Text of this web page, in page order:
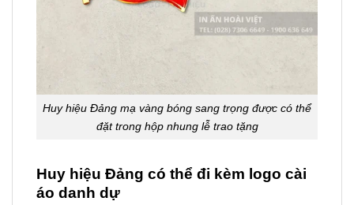
Huy hiệu Đảng mạ vàng bóng sang trọng được có thể
đặt trong hộp nhung lễ trao tặng
Huy hiệu Đảng có thể đi kèm logo cài
áo danh dự